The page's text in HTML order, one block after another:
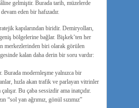
gelmiştir. Burada tarih, müzelerde
eden bir hafızadır.
kapılarından biridir. Demiryolları,
bölgelerine bağlar. Bişkek’ten her
merkezlerinden biri olarak görülen
kalan daha derin bir soru vardır:
Burada modernleşme yalnızca bir
hızla akan trafik ve parlayan vitrinler
Bu çaba sessizdir ama inatçıdır.
yan ağrımız, gönül sızımız”